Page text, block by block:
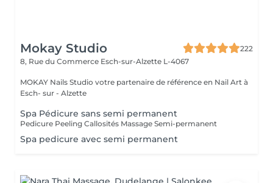
Mokay Studio
222
8, Rue du Commerce Esch-sur-Alzette L-4067
MOKAY Nails Studio votre partenaire de référence en Nail Art à
Esch- sur - Alzette
Spa Pédicure sans semi permanent
Pedicure Peeling Callosités Massage Semi-permanent
Spa pedicure avec semi permanent